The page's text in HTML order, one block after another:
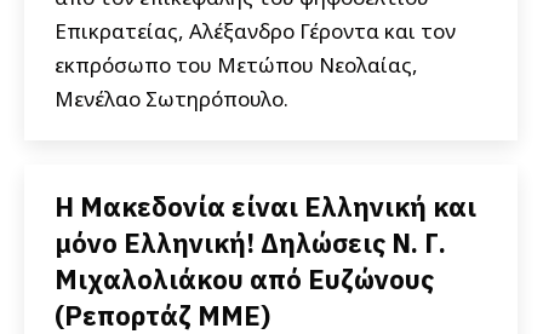
Επικρατείας, Αλέξανδρο Γέροντα και τον
εκπρόσωπο του Μετώπου Νεολαίας,
Μενέλαο Σωτηρόπουλο.
Η Μακεδονία είναι Ελληνική και
μόνο Ελληνική! Δηλώσεις Ν. Γ.
Μιχαλολιάκου από Ευζώνους
(Ρεπορτάζ ΜΜΕ)